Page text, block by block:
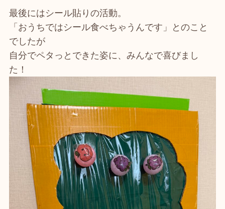
最後にはシール貼りの活動。
「おうちではシール食べちゃうんです」とのこと
でしたが
自分でペタっとできた姿に、みんなで喜びまし
た！